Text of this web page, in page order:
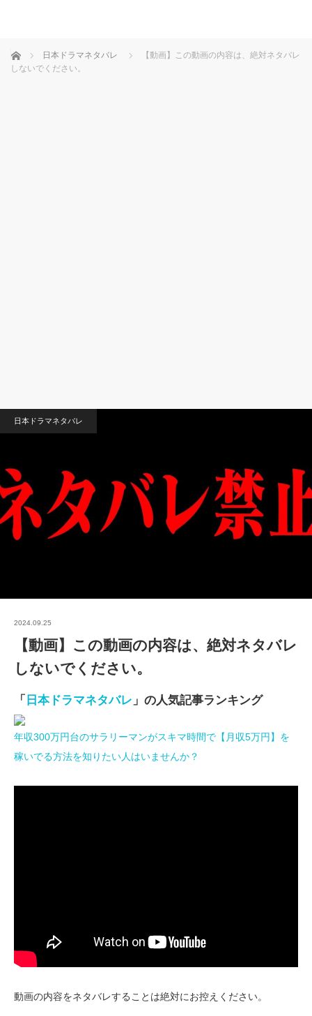
ホーム 日本ドラマネタバレ
【動画】この動画の内容は、絶対ネタバレ
しないでください。
日本ドラマネタバレ
2024.09.25
【動画】この動画の内容は、絶対ネタバレ
しないでください。
「 日本ドラマネタバレ 」の人気記事ランキング
年収300万円台のサラリーマンがスキマ時間で【月収5万円】を
稼いでる方法を知りたい人はいませんか？
動画の内容をネタバレすることは絶対にお控えください。